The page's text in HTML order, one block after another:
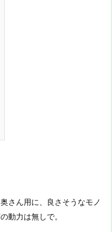
さん用に、良さそうなモノ
動力は無しで。